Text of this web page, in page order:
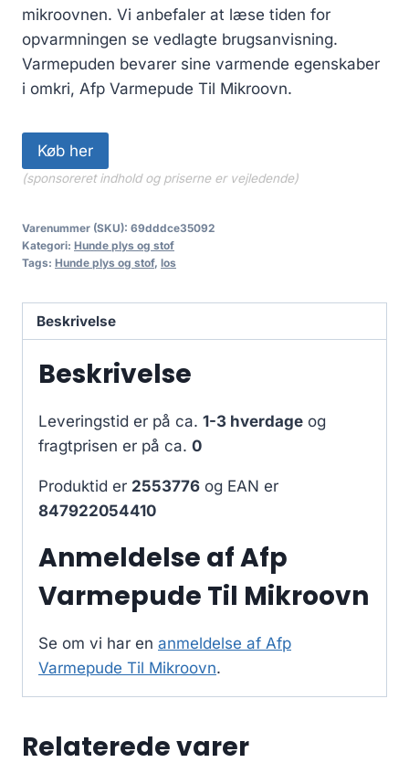
mikroovnen. Vi anbefaler at læse tiden for
opvarmningen se vedlagte brugsanvisning.
Varmepuden bevarer sine varmende egenskaber
i omkri, Afp Varmepude Til Mikroovn.
Køb her
(sponsoreret indhold og priserne er vejledende)
Varenummer (SKU): 69dddce35092
Kategori: Hunde plys og stof
Tags: Hunde plys og stof, los
Beskrivelse
Beskrivelse
Leveringstid er på ca. 1-3 hverdage og
fragtprisen er på ca. 0
Produktid er 2553776 og EAN er
847922054410
Anmeldelse af Afp
Varmepude Til Mikroovn
Se om vi har en anmeldelse af Afp
Varmepude Til Mikroovn.
Relaterede varer